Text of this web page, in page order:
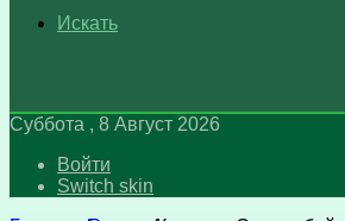
Искать
Суббота , 8 Август 2026
Войти
Switch skin